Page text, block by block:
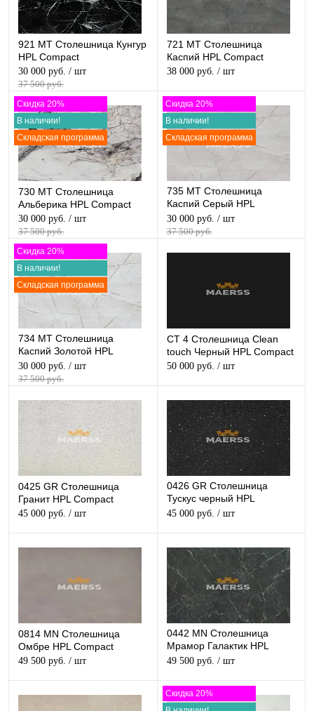
921 МТ Столешница Кунгур
HPL Compact
30 000 руб. / шт
37 500 руб.
721 МТ Столешница
Каспий HPL Compact
38 000 руб. / шт
Скидка 20%
В наличии!
Складская программа
730 МТ Столешница
Альберика HPL Compact
30 000 руб. / шт
37 500 руб.
Скидка 20%
В наличии!
Складская программа
735 МТ Столешница
Каспий Серый HPL
Compact
30 000 руб. / шт
37 500 руб.
Скидка 20%
В наличии!
Складская программа
734 МТ Столешница
Каспий Золотой HPL
Compact
30 000 руб. / шт
37 500 руб.
СТ 4 Столешница Clean
touch Черный HPL Compact
50 000 руб. / шт
0425 GR Столешница
Гранит HPL Compact
45 000 руб. / шт
0426 GR Столешница
Тускус черный HPL
Compact
45 000 руб. / шт
0814 MN Столешница
Омбре HPL Compact
49 500 руб. / шт
0442 MN Столешница
Мрамор Галактик HPL
Compact
49 500 руб. / шт
Скидка 20%